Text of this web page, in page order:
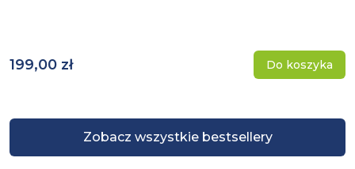
Zobacz wszystkie bestsellery
199,00 zł Do koszyka